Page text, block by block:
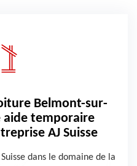
Belmont-sur-
aide temporaire
AJ Suisse
dans le domaine de la